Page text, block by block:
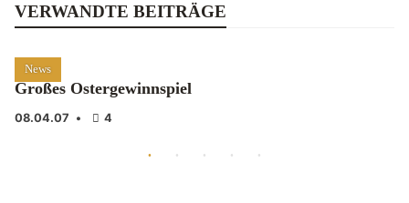
VERWANDTE BEITRÄGE
News
Großes Ostergewinnspiel
08.04.07 • 4